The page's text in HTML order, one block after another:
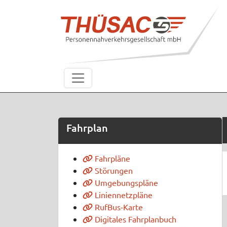
Fahrplan
Fahrpläne
Störungen
Umgebungspläne
Liniennetzpläne
RufBus-Karte
Digitales Fahrplanbuch